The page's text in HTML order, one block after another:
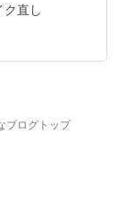
& 毛穴など
になったステ
ッと洗練さ
対策もで
ク直し
ブログトップ